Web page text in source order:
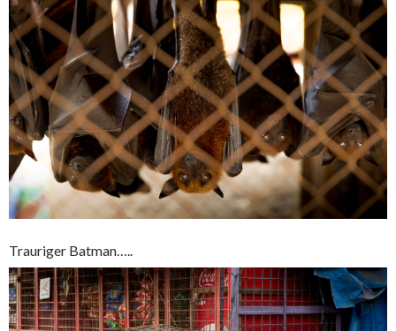
Trauriger Batman…..